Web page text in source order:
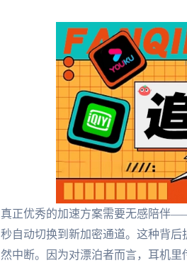
真正优秀的加速方案需要无感陪伴
秒自动切换到新加密通道。这种背
然中断。因为对漂泊者而言，耳机里